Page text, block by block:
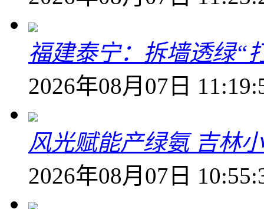
福建泰宁：拆墙透绿“
2026年08月07日
风光赋能产绿氨 吉林
2026年08月07日